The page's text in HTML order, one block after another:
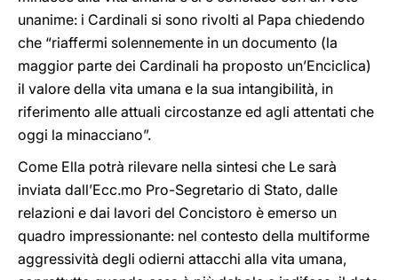
unanime: i Cardinali si sono rivolti al Papa chiedendo
che “riaffermi solennemente in un documento (la
maggior parte dei Cardinali ha proposto un’Enciclica)
il valore della vita umana e la sua intangibilità, in
riferimento alle attuali circostanze ed agli attentati che
oggi la minacciano”.
Come Ella potrà rilevare nella sintesi che Le sarà
inviata dall’Ecc.mo Pro-Segretario di Stato, dalle
relazioni e dai lavori del Concistoro è emerso un
quadro impressionante: nel contesto della multiforme
aggressività degli odierni attacchi alla vita umana,